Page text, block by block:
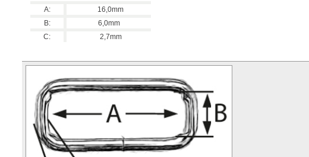
A:
16,0mm
B:
6,0mm
C:
2,7mm